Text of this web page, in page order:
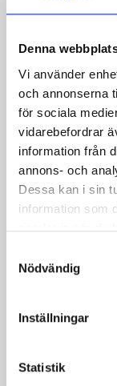
Denna
Vi använder
och annonserna
för sociala
vidarebefordrar
information från
annons- och
Dessa kan i sin
information som
samlat in när du
Nödvändig
Inställningar
Statistik
camember
på
Facebook
Dela
på
Twitter
Dela
på
Bäst i